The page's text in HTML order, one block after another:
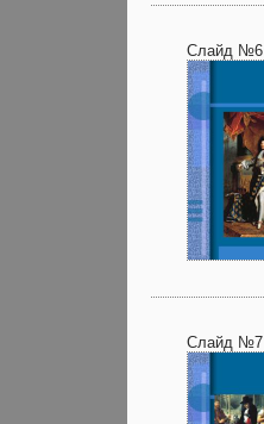
Слайд №6
Слайд №7